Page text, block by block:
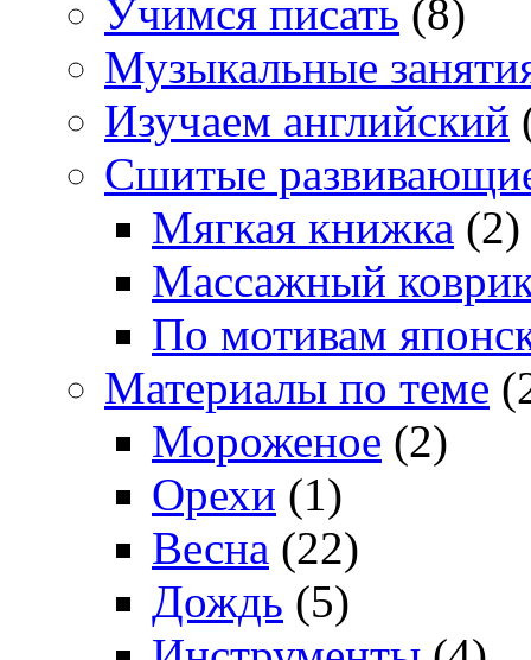
Учимся писать (8)
Музыкальные
Изучаем английский
Сшитые
Мягкая книжка (2)
Массажный
По мотивам
Материалы по теме
Мороженое (2)
Орехи (1)
Весна (22)
Дождь (5)